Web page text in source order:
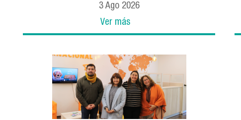
3 Ago 2026
Ver más